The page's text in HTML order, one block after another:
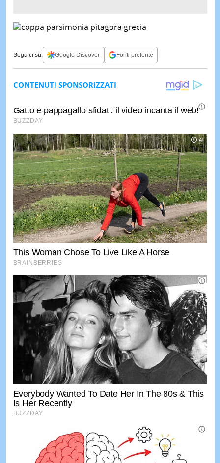
Seguici su: Google Discover Fonti preferite